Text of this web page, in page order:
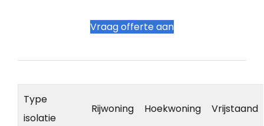
Vraag offerte aan
Type
isolatie
Rijwoning Hoekwoning Vrijstaand